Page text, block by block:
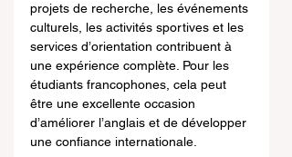
projets de recherche, les événements
culturels, les activités sportives et les
services d’orientation contribuent à
une expérience complète. Pour les
étudiants francophones, cela peut
être une excellente occasion
d’améliorer l’anglais et de développer
une confiance internationale.